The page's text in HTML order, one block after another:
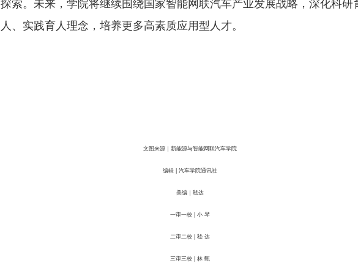
探索。未来，学院将继续围绕国家智能网联汽车产业发展战略，深化科研
人、实践育人理念，培养更多高素质应用型人才。
文图来源｜新能源与智能网联汽车学院
编辑 | 汽车学院通讯社
美编｜嵇达
一审一校 | 小 琴
二审二校 | 嵇 达
三审三校 | 林 甄